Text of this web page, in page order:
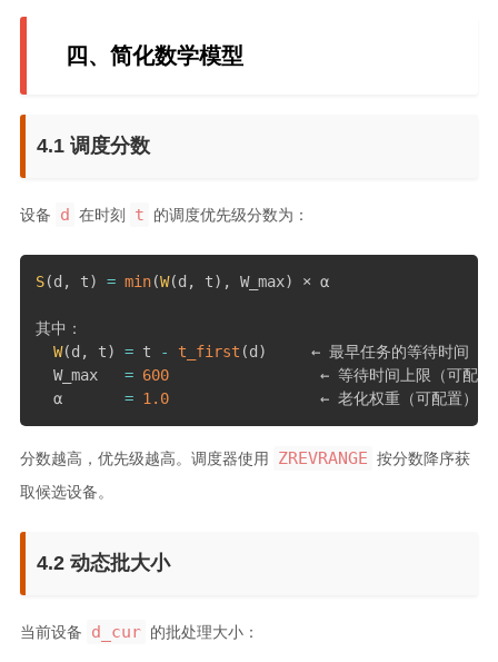
四、简化数学模型
4.1 调度分数
设备 d 在时刻 t 的调度优先级分数为：
S(d , t) = min(W(d , t) , W_max) × α
其中：
W(d , t) = t - t_first (d )
← 最早任务的等待时间（
  W_max
= 600
← 等待时间上限（可配置
  α
= 1.0
                 ← 老化权重（可配置）
分数越高，优先级越高。调度器使用 ZREVRANGE 按分数降序获
取候选设备。
4.2 动态批大小
当前设备 d_cur 的批处理大小：